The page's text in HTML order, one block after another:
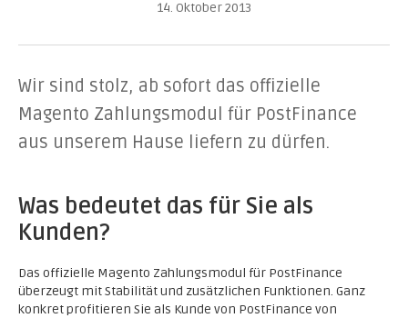
14. Oktober 2013
Wir sind stolz, ab sofort das offizielle
Magento Zahlungsmodul für PostFinance
aus unserem Hause liefern zu dürfen.
Was bedeutet das für Sie als
Kunden?
Das offizielle Magento Zahlungsmodul für PostFinance
überzeugt mit Stabilität und zusätzlichen Funktionen. Ganz
konkret profitieren Sie als Kunde von PostFinance von